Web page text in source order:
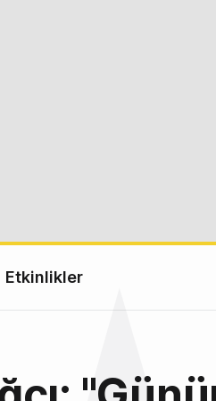
Etkinlikler